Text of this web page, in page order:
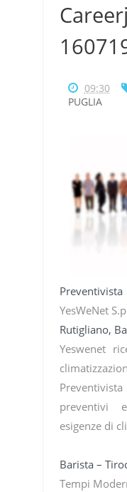
09:30
PUGLIA
Preventivista
YesWeNet
Rutigliano,
Yeswenet
preventivi
esigenze di
Barista –
Tempi